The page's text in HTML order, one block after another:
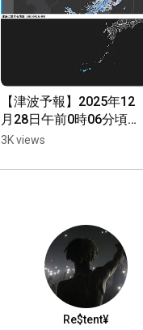
【津波予報】2025年12
月28日午前0時06分頃台
湾付近で最大震度3を観
3K views
Re$tent¥